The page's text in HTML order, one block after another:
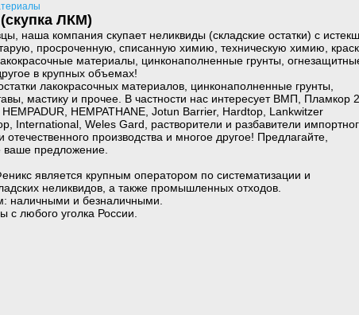
ЛКМ)
наша компания скупает неликвиды (складские остатки) с
просроченную, списанную химию, техническую химию,
материалы, цинконаполненные грунты,
в крупных объемах!
лакокрасочных материалов, цинконаполненные грунты,
мастику и прочее. В частности нас интересует ВМП, Пламкор 2,
НЕМРАDUR, НЕМРАТНАNЕ, Jоtun Ваrriеr, Наrdtор, Lаnkwitzеr
Intеrnаtiоnаl, Wеlеs Gаrd, растворители и разбавители
отечественного производства и многое другое! Предлагайте,
предложение.
является крупным оператором по систематизации и
неликвидов, а также промышленных отходов.
наличными и безналичными.
с любого уголка России.